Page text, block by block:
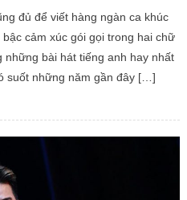
đủ để viết hàng ngàn ca khúc
cảm xúc gói gọi trong hai chữ
những bài hát tiếng anh hay nhất
suốt những năm gần đây […]